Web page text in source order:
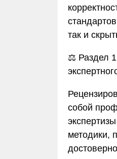
так и
⚖️ Раздел
собой
методики,